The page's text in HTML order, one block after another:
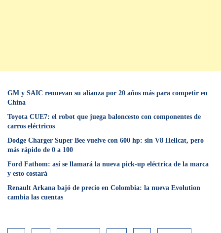
GM y SAIC renuevan su alianza por 20 años más para competir en
China
Toyota CUE7: el robot que juega baloncesto con componentes de
carros eléctricos
Dodge Charger Super Bee vuelve con 600 hp: sin V8 Hellcat, pero
más rápido de 0 a 100
Ford Fathom: así se llamará la nueva pick-up eléctrica de la marca
y esto costará
Renault Arkana bajó de precio en Colombia: la nueva Evolution
cambia las cuentas